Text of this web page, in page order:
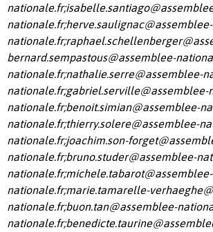
nationale.fr;
nationale.fr;
nationale.fr;
bernard.sempastous@assemblee-
nationale.fr;nathalie.serre@assemblee-
nationale.fr;gabriel.serville@assemblee-
nationale.fr;benoit.simian@assemblee-
nationale.fr;thierry.solere@assemblee-
nationale.fr;joachim.son-
nationale.fr;bruno.studer@assemblee-
nationale.fr;
nationale.fr;marie.tamarelle-
nationale.fr;buon.tan@assemblee-
nationale.fr;